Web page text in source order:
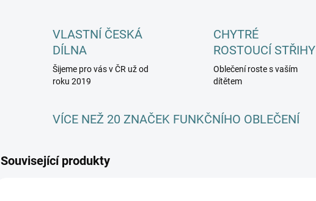
VLASTNÍ ČESKÁ
DÍLNA
Šijeme pro vás v ČR už od
roku 2019
CHYTRÉ
ROSTOUCÍ STŘIHY
Oblečení roste s vaším
dítětem
VÍCE NEŽ 20 ZNAČEK FUNKČNÍHO OBLEČENÍ
Související produkty